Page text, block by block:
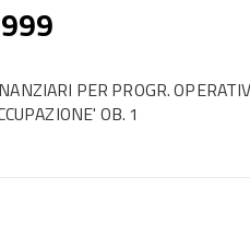
PER PROGR.
OB. 1